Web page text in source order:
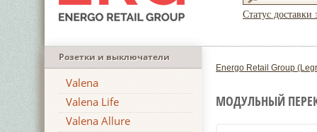
Статус доставки
Розетки и выключатели
Valena
Valena Life
Valena Allure
Energo Retail Group
МОДУЛЬНЫЙ